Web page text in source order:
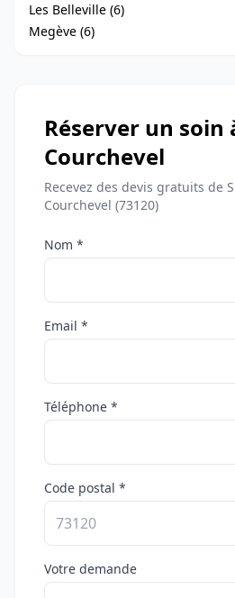
Les Belleville (6)
Megève (6)
Réserver un soin
Courchevel
Recevez des devis gratuits de
Courchevel (73120)
Nom *
Email *
Téléphone *
Code postal *
Votre demande